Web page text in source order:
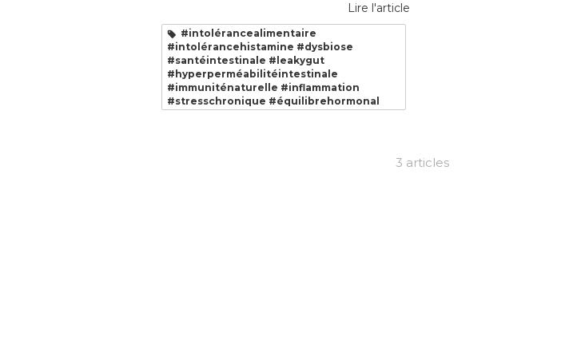
Lire l'article
#intolérancealimentaire
#intolérancehistamine #dysbiose
#santéintestinale #leakygut
#hyperperméabilitéintestinale
#immuniténaturelle #inflammation
#stresschronique #équilibrehormonal
3 articles